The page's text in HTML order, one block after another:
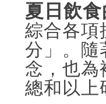
夏日飲
綜合各項
分」。隨
念，也為
總和以上